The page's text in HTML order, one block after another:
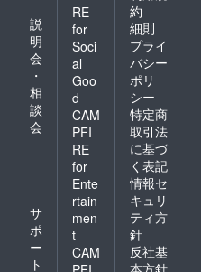
説
明
会
・
相
談
会
サ
ポ
ー
ト
RE
for
Soci
al
Goo
d
CAM
PFI
RE
for
Ente
rtain
men
t
CAM
約
細則
プライ
バシー
ポリ
シー
特定商
取引法
に基づ
く表記
情報セ
キュリ
ティ方
針
反社基
本方針